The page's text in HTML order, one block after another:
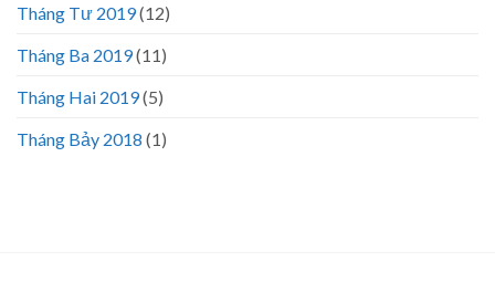
Tháng Tư 2019(12)
Tháng Ba 2019(11)
Tháng Hai 2019(5)
Tháng Bảy 2018 (1)